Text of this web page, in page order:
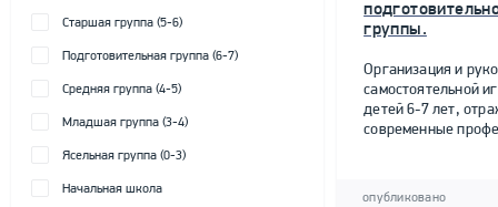
Старшая группа (5-6)
Подготовительная группа (6-7)
Средняя группа (4-5)
Младшая группа (3-4)
Ясельная группа (0-3)
Начальная школа
группы.
Организация и
самостоятельной
детей 6-7 лет,
современные
опубликовано